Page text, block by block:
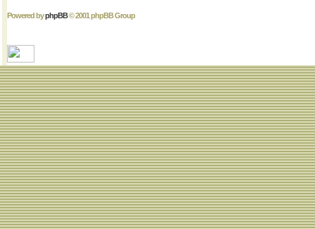
Powered byphpBB© 2001 phpBB Group